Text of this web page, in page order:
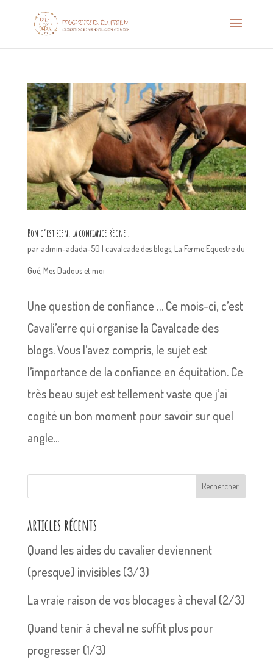
Bon c’est bien, la confiance règne !
par admin-adada-50 | cavalcade des blogs,La Ferme Equestre du
Gué,Mes Dadous et moi
Une question de confiance … Ce mois-ci, c’est
Cavali’erre qui organise la Cavalcade des
blogs. Vous l’avez compris, le sujet est
l’importance de la confiance en équitation. Ce
très beau sujet est tellement vaste que j’ai
cogité un bon moment pour savoir sur quel
angle...
Rechercher
articles récents
Quand les aides du cavalier deviennent
(presque) invisibles (3/3)
La vraie raison de vos blocages à cheval (2/3)
Quand tenir à cheval ne suffit plus pour
progresser (1/3)